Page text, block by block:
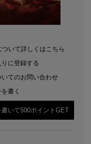
いて詳しくはこちら
に登録する
てのお問い合わせ
書く
書いて500ポイントGET